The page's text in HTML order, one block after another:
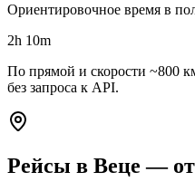
Ориентировочное время в
2h 10m
По прямой и скорости ~800
без запроса к API.
Рейсы в Веце —